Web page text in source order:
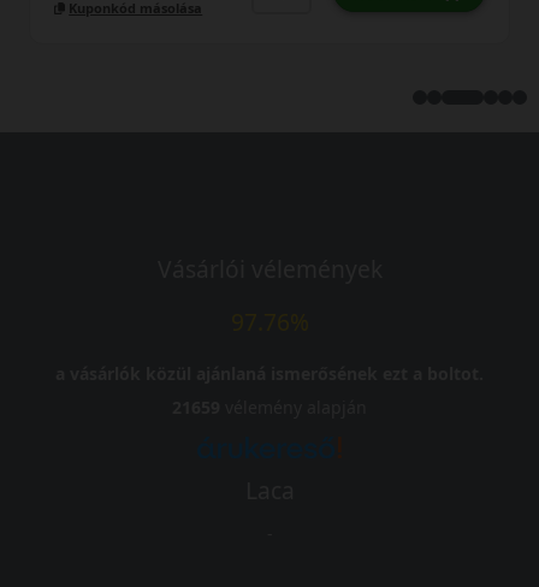
Kuponkód másolása